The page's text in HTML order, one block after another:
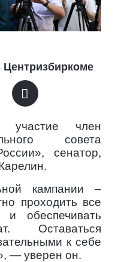
Центризбиркоме
участие член
совета
сенатор,
кампании –
проходить все
обеспечивать
Оставаться
к себе
— уверен он.